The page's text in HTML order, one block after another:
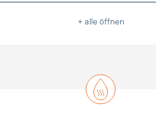
+ alle öffnen